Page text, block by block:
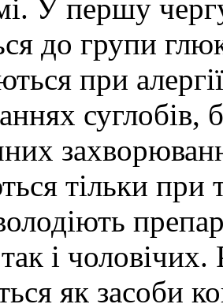
У першу
до групи
при
суглобів,
тільки
і чоловічих.
як засоби